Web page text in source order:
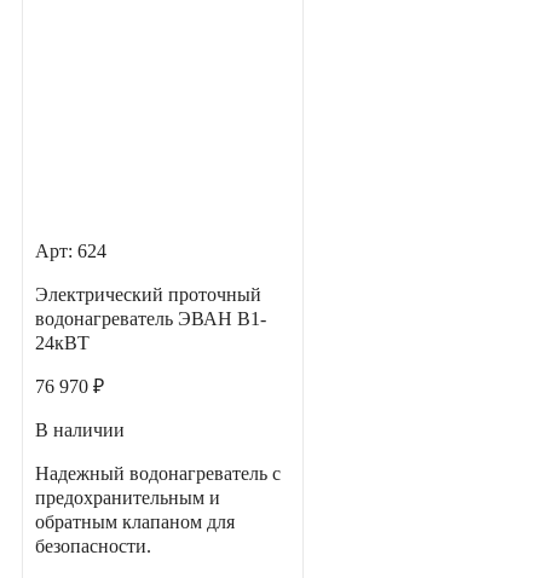
Арт: 624
Электрический проточный
водонагреватель ЭВАН В1-
24кВТ
76 970 ₽
В наличии
Надежный водонагреватель с
предохранительным и
обратным клапаном для
безопасности.